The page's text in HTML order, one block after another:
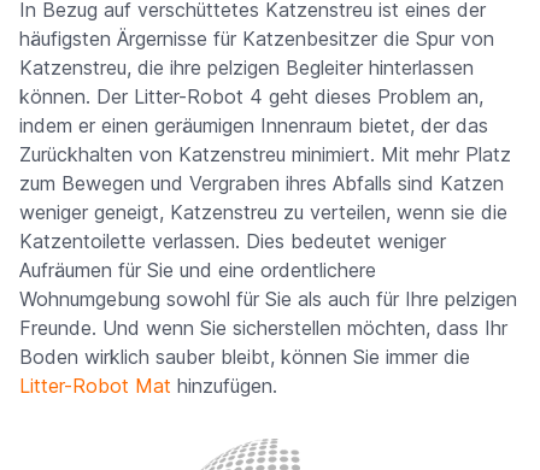
In Bezug auf verschüttetes Katzenstreu ist eines der
häufigsten Ärgernisse für Katzenbesitzer die Spur von
Katzenstreu, die ihre pelzigen Begleiter hinterlassen
können. Der Litter-Robot 4 geht dieses Problem an,
indem er einen geräumigen Innenraum bietet, der das
Zurückhalten von Katzenstreu minimiert. Mit mehr Platz
zum Bewegen und Vergraben ihres Abfalls sind Katzen
weniger geneigt, Katzenstreu zu verteilen, wenn sie die
Katzentoilette verlassen. Dies bedeutet weniger
Aufräumen für Sie und eine ordentlichere
Wohnumgebung sowohl für Sie als auch für Ihre pelzigen
Freunde. Und wenn Sie sicherstellen möchten, dass Ihr
Boden wirklich sauber bleibt, können Sie immer die
Litter-Robot Mat hinzufügen.